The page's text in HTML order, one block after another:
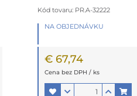
Kód tovaru: PR.A-32222
NA OBJEDNÁVKU
€ 67,74
Cena bez DPH / ks